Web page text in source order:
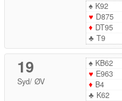
♠K92
♥ D875
♦ DT95
♣ T9
19
Syd/ ØV
♠KB62
♥ E963
♦ B4
♣ K62